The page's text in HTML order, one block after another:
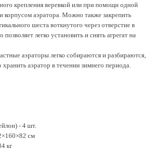
крепления веревкой или при помощи одной
корпусом аэратора. Можно также закрепить
шеста воткнутого через отверстие в
легко установить и снять агрегат на
аэраторы легко собираются и разбираются,
хранить аэратор в течении зимнего периода.
- 4 шт.
см
кг